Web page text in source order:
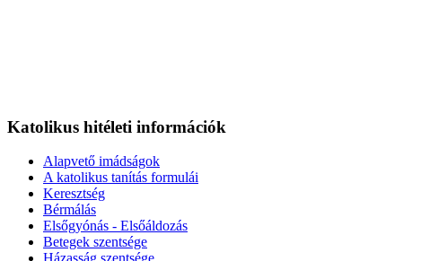
Katolikus hitéleti információk
Alapvető imádságok
A katolikus tanítás formulái
Keresztség
Bérmálás
Elsőgyónás - Elsőáldozás
Betegek szentsége